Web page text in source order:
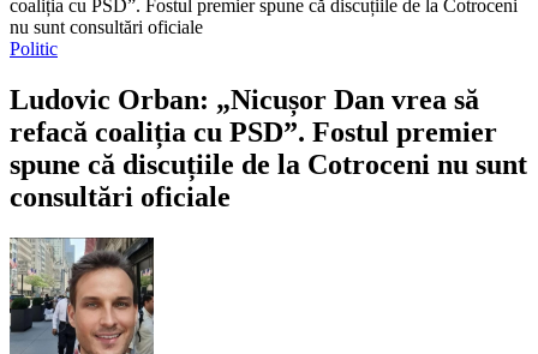
coaliția cu PSD”. Fostul premier spune că discuțiile de la Cotroceni
nu sunt consultări oficiale
Politic
Ludovic Orban: „Nicușor Dan vrea să
refacă coaliția cu PSD”. Fostul premier
spune că discuțiile de la Cotroceni nu sunt
consultări oficiale